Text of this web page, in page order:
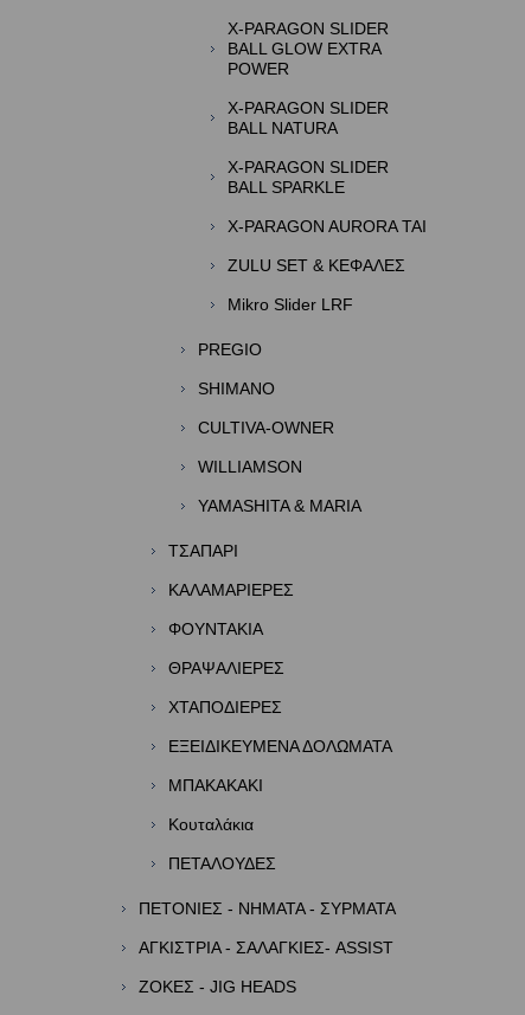
X-PARAGON SLIDER
BALL GLOW EXTRA
POWER
X-PARAGON SLIDER
BALL NATURA
X-PARAGON SLIDER
BALL SPARKLE
X-PARAGON AURORA TAI
ZULU SET & ΚΕΦΑΛΕΣ
Mikro Slider LRF
PREGIO
SHIMANO
CULTIVA-OWNER
WILLIAMSON
YAMASHITA & MARIA
TΣΑΠΑΡΙ
ΚΑΛΑΜΑΡΙΕΡΕΣ
ΦΟΥΝΤΑΚΙΑ
ΘΡΑΨΑΛΙΕΡΕΣ
ΧΤΑΠΟΔΙΕΡΕΣ
ΕΞΕΙΔΙΚΕΥΜΕΝΑ ΔΟΛΩΜΑΤΑ
ΜΠΑΚΑΚΑΚΙ
Κουταλάκια
ΠΕΤΑΛΟΥΔΕΣ
ΠΕΤΟΝΙΕΣ - ΝΗΜΑΤΑ - ΣΥΡΜΑΤΑ
ΑΓΚΙΣΤΡΙΑ - ΣΑΛΑΓΚΙΕΣ- ASSIST
ΖΟΚΕΣ - JIG HEADS